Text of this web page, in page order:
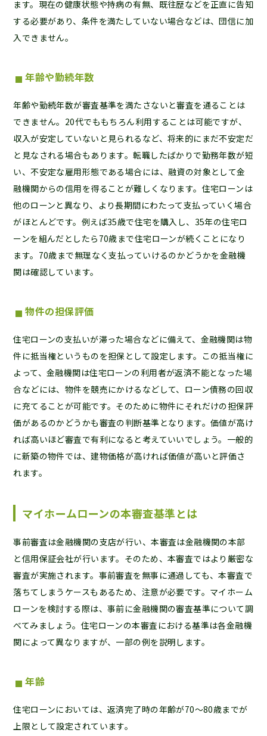
ます。現在の健康状態や持病の有無、既往歴などを正直に告知
する必要があり、条件を満たしていない場合などは、団信に加
入できません。
年齢や勤続年数
年齢や勤続年数が審査基準を満たさないと審査を通ることは
できません。20代でももちろん利用することは可能ですが、
収入が安定していないと見られるなど、将来的にまだ不安定だ
と見なされる場合もあります。転職したばかりで勤務年数が短
い、不安定な雇用形態である場合には、融資の対象として金
融機関からの信用を得ることが難しくなります。住宅ローンは
他のローンと異なり、より長期間にわたって支払っていく場合
がほとんどです。例えば35歳で住宅を購入し、35年の住宅ロ
ーンを組んだとしたら70歳まで住宅ローンが続くことになり
ます。70歳まで無理なく支払っていけるのかどうかを金融機
関は確認しています。
物件の担保評価
住宅ローンの支払いが滞った場合などに備えて、金融機関は物
件に抵当権というものを担保として設定します。この抵当権に
よって、金融機関は住宅ローンの利用者が返済不能となった場
合などには、物件を競売にかけるなどして、ローン債務の回収
に充てることが可能です。そのために物件にそれだけの担保評
価があるのかどうかも審査の判断基準となります。価値が高け
れば高いほど審査で有利になると考えていいでしょう。一般的
に新築の物件では、建物価格が高ければ価値が高いと評価さ
れます。
マイホームローンの本審査基準とは
事前審査は金融機関の支店が行い、本審査は金融機関の本部
と信用保証会社が行います。そのため、本審査ではより厳密な
審査が実施されます。事前審査を無事に通過しても、本審査で
落ちてしまうケースもあるため、注意が必要です。マイホーム
ローンを検討する際は、事前に金融機関の審査基準について調
べてみましょう。住宅ローンの本審査における基準は各金融機
関によって異なりますが、一部の例を説明します。
年齢
住宅ローンにおいては、返済完了時の年齢が70～80歳までが
上限として設定されています。